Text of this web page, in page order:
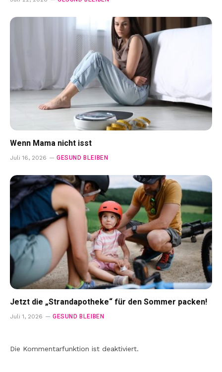
Wenn Mama nicht isst
Juli 16, 2026 GESUND BLEIBEN
Jetzt die „Strandapotheke“ für den Sommer packen!
Juli 1, 2026 GESUND BLEIBEN
Die Kommentarfunktion ist deaktiviert.